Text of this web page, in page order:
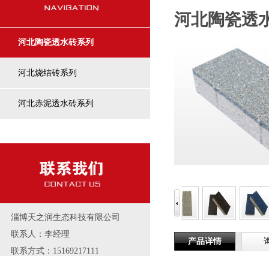
河北陶瓷透
产品详情
河北陶瓷透水砖系列
河北烧结砖系列
河北赤泥透水砖系列
淄博天之润生态科技有限公司
联系人：李经理
联系方式：15169217111